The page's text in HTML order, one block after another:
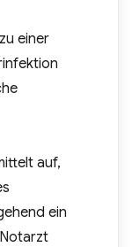
einer
auf,
ein